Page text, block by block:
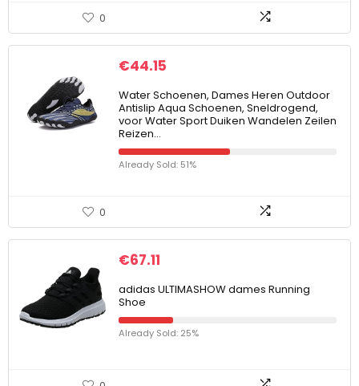
0
€44.15
Water Schoenen, Dames Heren Outdoor
Antislip Aqua Schoenen, Sneldrogend,
voor Water Sport Duiken Wandelen Zeilen
Reizen…
Already Sold: 51%
0
€67.11
adidas ULTIMASHOW dames Running
Shoe
Already Sold: 25%